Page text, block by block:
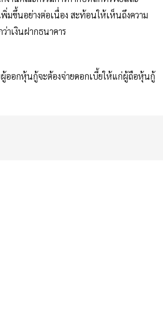
ขึ้นอย่างต่อเนื่อง สะท้อนให้เห็นถึงความ
เงินฝากธนาคาร
ออกหุ้นกู้จะต้องจ่ายดอกเบี้ยให้แก่ผู้ถือหุ้นกู้